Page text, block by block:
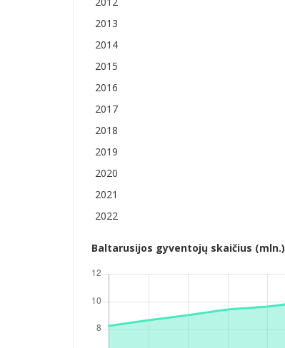
2013
2014
2015
2016
2017
2018
2019
2020
2021
2022
Baltarusijos gyventojų skaičius (mln.)